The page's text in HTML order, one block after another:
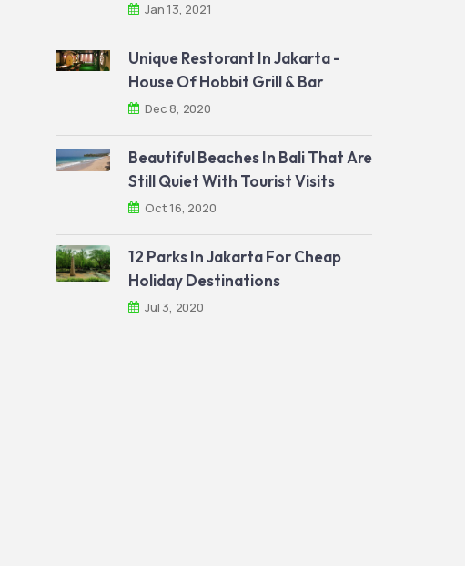
Jan 13, 2021
Unique Restorant In Jakarta -
House Of Hobbit Grill & Bar
Dec 8, 2020
Beautiful Beaches In Bali That Are
Still Quiet With Tourist Visits
Oct 16, 2020
12 Parks In Jakarta For Cheap
Holiday Destinations
Jul 3, 2020